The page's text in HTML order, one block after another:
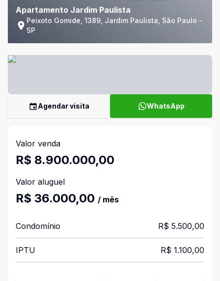
Apartamento Jardim Paulista
Peixoto Gomide, 1389, Jardim Paulista, São Paulo -
SP
Agendar visita WhatsApp
Valor venda
R$ 8.900.000,00
Valor aluguel
R$ 36.000,00 / mês
Condomínio R$ 5.500,00
IPTU R$ 1.100,00